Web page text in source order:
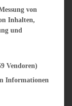
von
Inhalten,
und
Vendoren)
Informationen